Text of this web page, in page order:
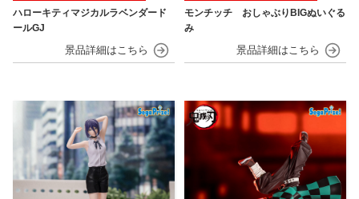
ハローキティマジカルラベンダード
ールGJ
モンチッチ おしゃぶりBIGぬいぐる
み